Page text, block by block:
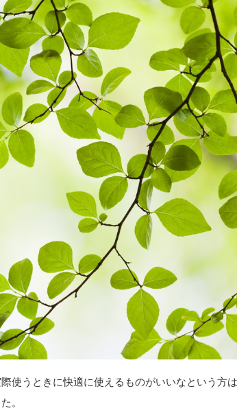
使うときに快適に使えるものがいいなという方は
。